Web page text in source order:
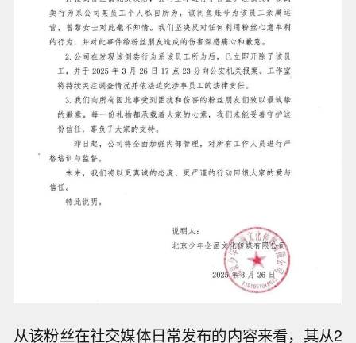
从该粉丝在社交媒体日常发布的内容来看，其从2